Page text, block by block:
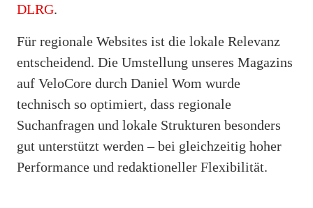
DLRG.
Für regionale Websites ist die lokale Relevanz
entscheidend. Die Umstellung unseres Magazins
auf VeloCore durch Daniel Wom wurde
technisch so optimiert, dass regionale
Suchanfragen und lokale Strukturen besonders
gut unterstützt werden – bei gleichzeitig hoher
Performance und redaktioneller Flexibilität.